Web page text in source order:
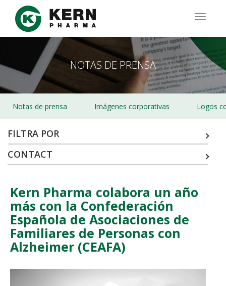
Pasar
contenido
NOTAS DE PRENSA
Notas de prensa Imágenes corporativas Logos
FILTRA POR
CONTACT
Kern Pharma colabora un año
más con la Confederación
Española de Asociaciones de
Familiares de Personas con
Alzheimer (CEAFA)